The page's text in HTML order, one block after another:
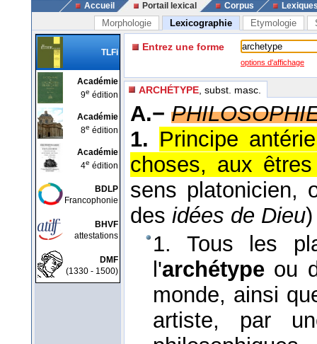
Accueil Portail lexical Corpus
Morphologie Lexicographie Etymologie
TLFi
Académie
9e édition
Académie
8e édition
Académie
4e édition
BDLP
Francophonie
BHVF
attestations
DMF
(1330 - 1500)
Entrez une forme
options d'affichage
ARCHÉTYPE , subst. masc.
A.−
1. Principe
choses, aux
sens platonicien,
des idées de Dieu
1. Tous les
l'archétype ou
monde, ainsi
artiste, par